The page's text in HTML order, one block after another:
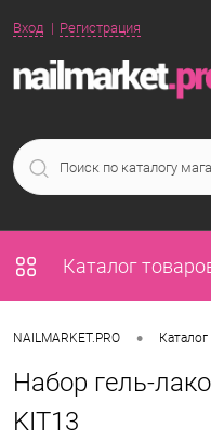
Вход Регистрация
Каталог
NAILMARKET.PRO •
Набор гель-
KIT13